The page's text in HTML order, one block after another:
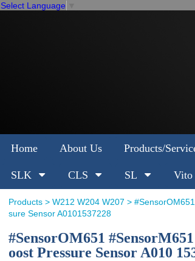
Select Language
Home About Us Products/
SLK CLS SL Vito
Products> W212 W204 W207 >
sure Sensor A0101537228
#SensorOM651
oost Pressure Sensor A010